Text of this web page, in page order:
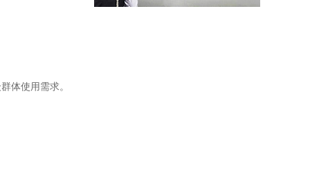
体使用需求。